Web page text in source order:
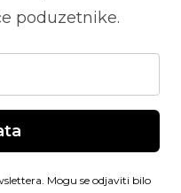
poduzetnike.
Mogu se odjaviti bilo